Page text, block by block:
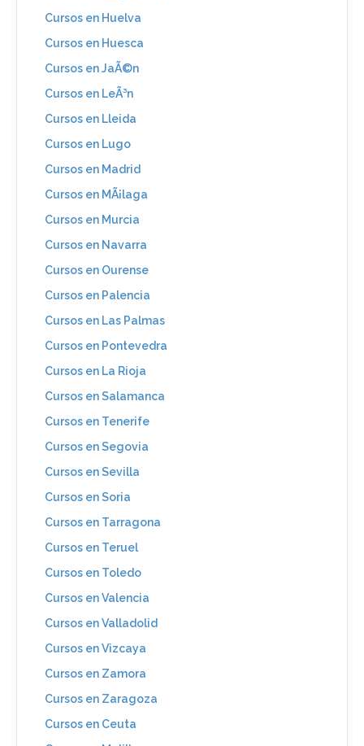
Cursos en Huelva
Cursos en Huesca
Cursos en JaÃ©n
Cursos en LeÃ³n
Cursos en Lleida
Cursos en Lugo
Cursos en Madrid
Cursos en MÃ¡laga
Cursos en Murcia
Cursos en Navarra
Cursos en Ourense
Cursos en Palencia
Cursos en Las Palmas
Cursos en Pontevedra
Cursos en La Rioja
Cursos en Salamanca
Cursos en Tenerife
Cursos en Segovia
Cursos en Sevilla
Cursos en Soria
Cursos en Tarragona
Cursos en Teruel
Cursos en Toledo
Cursos en Valencia
Cursos en Valladolid
Cursos en Vizcaya
Cursos en Zamora
Cursos en Zaragoza
Cursos en Ceuta